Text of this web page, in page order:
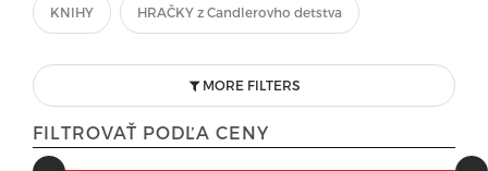
KNIHY HRAČKY z Candlerovho detstva
MORE FILTERS
FILTROVAŤ PODĽA CENY